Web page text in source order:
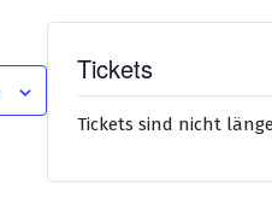
Tickets
Tickets sind nicht